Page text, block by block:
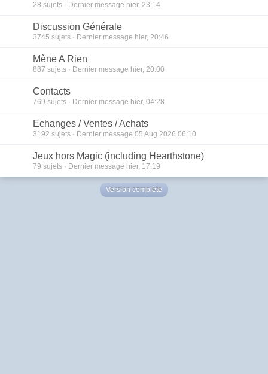
28 sujets · Dernier message hier, 23:14
Discussion Générale
3745 sujets · Dernier message hier, 20:46
Mène A Rien
887 sujets · Dernier message hier, 20:00
Contacts
769 sujets · Dernier message hier, 04:28
Echanges / Ventes / Achats
3192 sujets · Dernier message 05 Aug 2026 06:10
Jeux hors Magic (including Hearthstone)
79 sujets · Dernier message hier, 17:19
Version complète